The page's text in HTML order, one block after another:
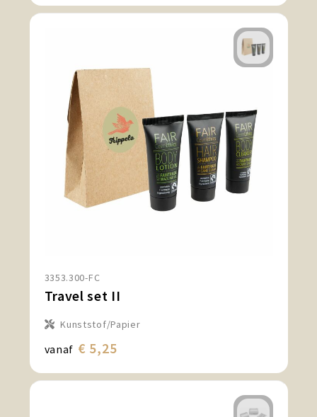
3353.300-FC
Travel set II
Kunststof/Papier
vanaf € 5,25